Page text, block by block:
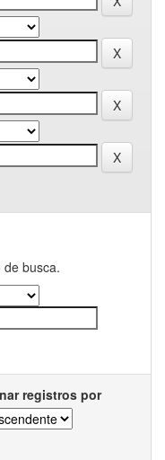
busca.
registros por